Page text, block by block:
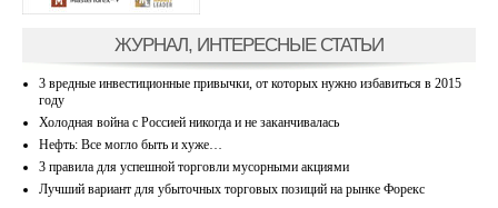
ЖУРНАЛ, ИНТЕРЕСНЫЕ СТАТЬИ
3 вредные инвестиционные привычки, от которых нужно избавиться в 2015
году
Холодная война с Россией никогда и не заканчивалась
Нефть: Все могло быть и хуже…
3 правила для успешной торговли мусорными акциями
Лучший вариант для убыточных торговых позиций на рынке Форекс